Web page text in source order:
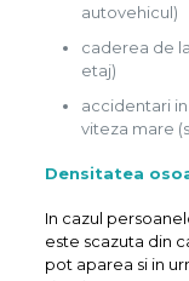
autovehicul)
caderea de
etaj)
accidentari
viteza mare
Densitatea
In cazul
este scazuta din
pot aparea si in